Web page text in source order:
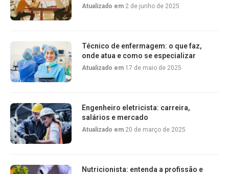
Atualizado em 2 de junho de 2025
Técnico de enfermagem: o que faz,
onde atua e como se especializar
Atualizado em 17 de maio de 2025
Engenheiro eletricista: carreira,
salários e mercado
Atualizado em 20 de março de 2025
Nutricionista: entenda a profissão e